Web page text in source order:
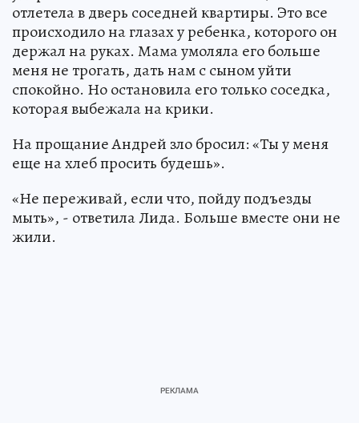
отлетела в дверь соседней квартиры. Это все
происходило на глазах у ребенка, которого он
держал на руках. Мама умоляла его больше
меня не трогать, дать нам с сыном уйти
спокойно. Но остановила его только соседка,
которая выбежала на крики.
На прощание Андрей зло бросил: «Ты у меня
еще на хлеб просить будешь».
«Не переживай, если что, пойду подъезды
мыть», - ответила Лида. Больше вместе они не
жили.